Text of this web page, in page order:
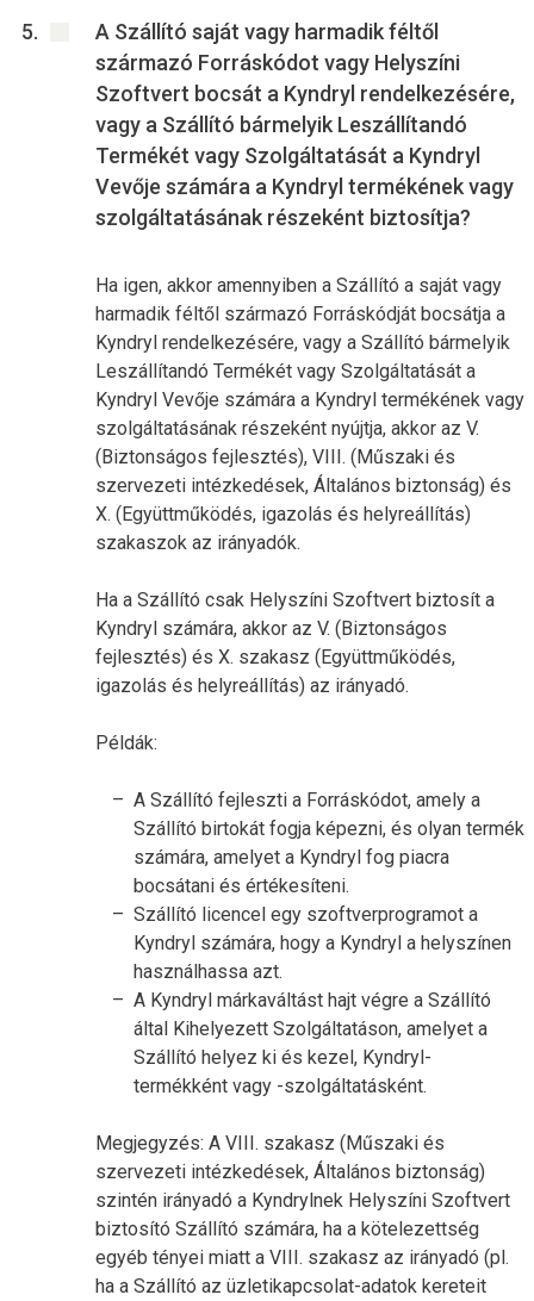
A Szállító saját vagy harmadik féltől
származó Forráskódot vagy Helyszíni
Szoftvert bocsát a Kyndryl rendelkezésére,
vagy a Szállító bármelyik Leszállítandó
Termékét vagy Szolgáltatását a Kyndryl
Vevője számára a Kyndryl termékének vagy
szolgáltatásának részeként biztosítja?
Ha igen, akkor amennyiben a Szállító a saját vagy
harmadik féltől származó Forráskódját bocsátja a
Kyndryl rendelkezésére, vagy a Szállító bármelyik
Leszállítandó Termékét vagy Szolgáltatását a
Kyndryl Vevője számára a Kyndryl termékének vagy
szolgáltatásának részeként nyújtja, akkor az V.
(Biztonságos fejlesztés), VIII. (Műszaki és
szervezeti intézkedések, Általános biztonság) és
X. (Együttműködés, igazolás és helyreállítás)
szakaszok az irányadók.
Ha a Szállító csak Helyszíni Szoftvert biztosít a
Kyndryl számára, akkor az V. (Biztonságos
fejlesztés) és X. szakasz (Együttműködés,
igazolás és helyreállítás) az irányadó.
Példák:
A Szállító fejleszti a Forráskódot, amely a
Szállító birtokát fogja képezni, és olyan termék
számára, amelyet a Kyndryl fog piacra
bocsátani és értékesíteni.
Szállító licencel egy szoftverprogramot a
Kyndryl számára, hogy a Kyndryl a helyszínen
használhassa azt.
A Kyndryl márkaváltást hajt végre a Szállító
által Kihelyezett Szolgáltatáson, amelyet a
Szállító helyez ki és kezel, Kyndryl-
termékként vagy -szolgáltatásként.
Megjegyzés: A VIII. szakasz (Műszaki és
szervezeti intézkedések, Általános biztonság)
szintén irányadó a Kyndrylnek Helyszíni Szoftvert
biztosító Szállító számára, ha a kötelezettség
egyéb tényei miatt a VIII. szakasz az irányadó (pl.
ha a Szállító az üzletikapcsolat-adatok kereteit